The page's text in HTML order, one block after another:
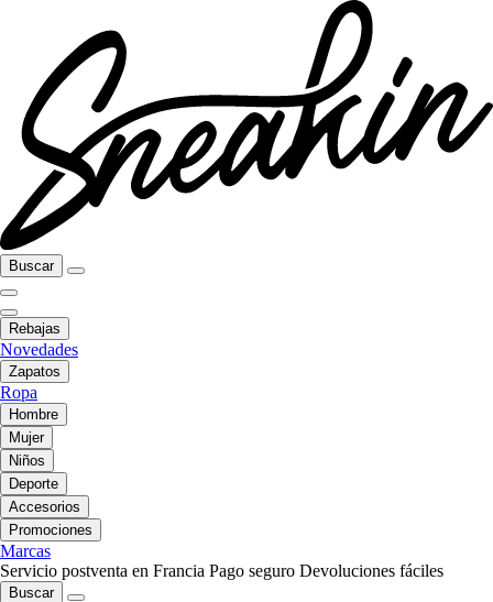
Buscar
Rebajas
Novedades
Zapatos
Ropa
Hombre
Mujer
Niños
Deporte
Accesorios
Promociones
Marcas
Servicio postventa en Francia Pago seguro Devoluciones fáciles
Buscar